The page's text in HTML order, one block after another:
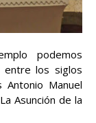
podemos
entre los siglos
Manuel
Asunción de la